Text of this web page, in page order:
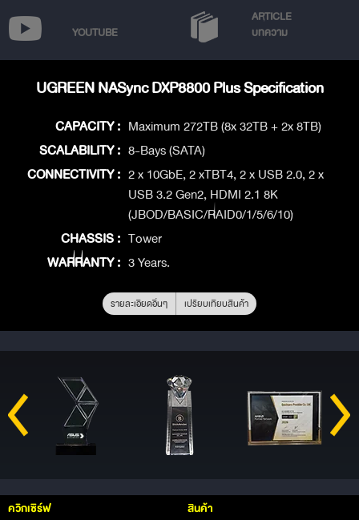
YOUTUBE
ARTICLE
บทความ
UGREEN NASync DXP8800 Plus Specification
CAPACITY : Maximum 272TB (8x 32TB + 2x 8TB)
SCALABILITY : 8-Bays (SATA)
CONNECTIVITY : 2 x 10GbE, 2 xTBT4, 2 x USB 2.0, 2 x
USB 3.2 Gen2, HDMI 2.1 8K
(JBOD/BASIC/RAID0/1/5/6/10)
CHASSIS : Tower
WARRANTY : 3 Years.
รายละเอียดอื่นๆ เปรียบเทียบสินค้า
ควิกเซิร์ฟ สินค้า